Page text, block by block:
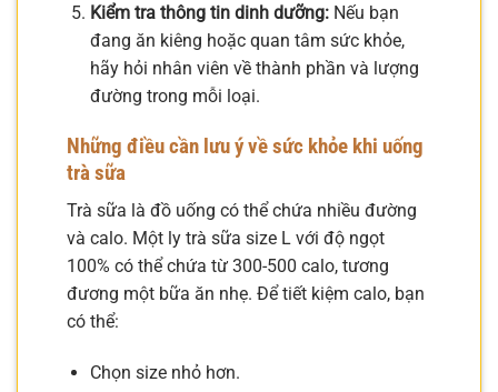
Kiểm tra thông tin dinh dưỡng:Nếu bạn
đang ăn kiêng hoặc quan tâm sức khỏe,
hãy hỏi nhân viên về thành phần và lượng
đường trong mỗi loại.
Những điều cần lưu ý về sức khỏe khi uống
trà sữa
Trà sữa là đồ uống có thể chứa nhiều đường
và calo. Một ly trà sữa size L với độ ngọt
100% có thể chứa từ 300-500 calo, tương
đương một bữa ăn nhẹ. Để tiết kiệm calo, bạn
có thể:
Chọn size nhỏ hơn.